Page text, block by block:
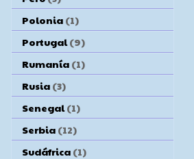
Polonia (1)
Portugal (9)
Rumanía (1)
Rusia (3)
Senegal (1)
Serbia (12)
Sudáfrica (1)